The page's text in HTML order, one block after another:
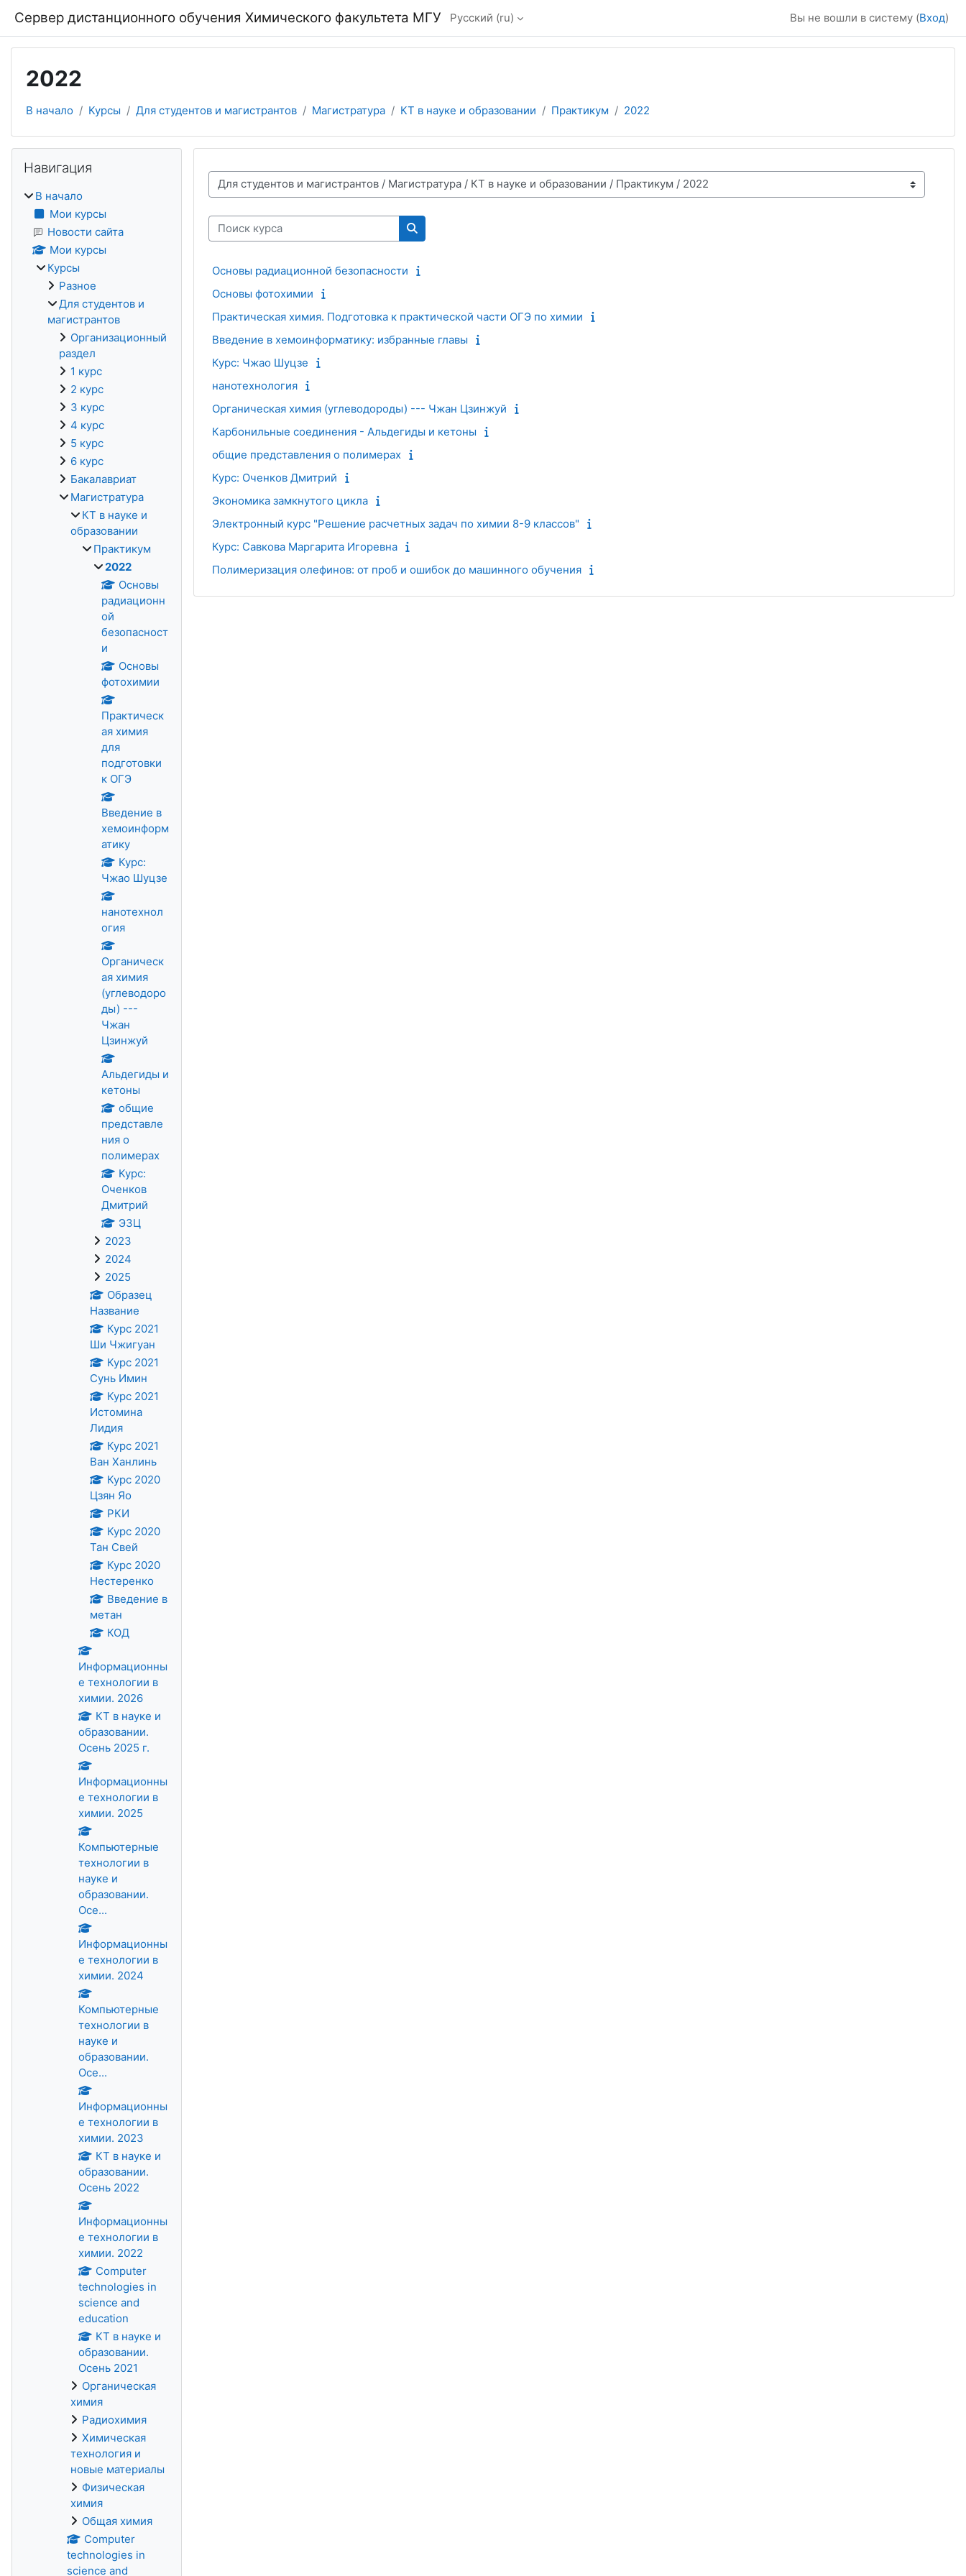
Сервер дистанционного обучения Химического факультета МГУ Русский ‎(ru)‎ Вы не вошли в систему (Вход)
2022
В начало Курсы Для студентов и магистрантов Магистратура КТ в науке и образовании Практикум 2022
Категории курсов
Поиск курса
Поиск курса
Основы радиационной безопасности
Основы фотохимии
Практическая химия. Подготовка к практической части ОГЭ по химии
Введение в хемоинформатику: избранные главы
Курс: Чжао Шуцзе
нанотехнология
Органическая химия (углеводороды) --- Чжан Цзинжуй
Карбонильные соединения - Альдегиды и кетоны
общие представления о полимерах
Курс: Оченков Дмитрий
Экономика замкнутого цикла
Электронный курс "Решение расчетных задач по химии 8-9 классов"
Курс: Савкова Маргарита Игоревна
Полимеризация олефинов: от проб и ошибок до машинного обучения
Блоки
Навигация
В начало
Мои курсы
Новости сайта
Мои курсы
Курсы
Разное
Для студентов и
магистрантов
Организационный
раздел
1 курс
2 курс
3 курс
4 курс
5 курс
6 курс
Бакалавриат
Магистратура
КТ в науке и
образовании
Практикум
2022
Основы
радиационн
ой
безопасност
и
Основы
фотохимии
Практическ
ая химия
для
подготовки
к ОГЭ
Введение в
хемоинформ
атику
Курс:
Чжао Шуцзе
нанотехнол
огия
Органическ
ая химия
(углеводоро
ды) ---
Чжан
Цзинжуй
Альдегиды и
кетоны
общие
представле
ния о
полимерах
Курс:
Оченков
Дмитрий
ЭЗЦ
2023
2024
2025
Образец
Название
Курс 2021
Ши Чжигуан
Курс 2021
Сунь Имин
Курс 2021
Истомина
Лидия
Курс 2021
Ван Ханлинь
Курс 2020
Цзян Яо
РКИ
Курс 2020
Тан Свей
Курс 2020
Нестеренко
Введение в
метан
КОД
Информационны
е технологии в
химии. 2026
КТ в науке и
образовании.
Осень 2025 г.
Информационны
е технологии в
химии. 2025
Компьютерные
технологии в
науке и
образовании.
Осе...
Информационны
е технологии в
химии. 2024
Компьютерные
технологии в
науке и
образовании.
Осе...
Информационны
е технологии в
химии. 2023
КТ в науке и
образовании.
Осень 2022
Информационны
е технологии в
химии. 2022
Computer
technologies in
science and
education
КТ в науке и
образовании.
Осень 2021
Органическая
химия
Радиохимия
Химическая
технология и
новые материалы
Физическая
химия
Общая химия
Computer
technologies in
science and